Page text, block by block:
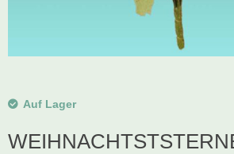
Auf Lager